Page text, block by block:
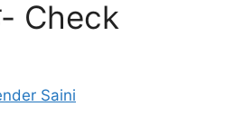
Check
Saini